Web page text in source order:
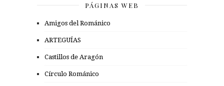
PÁGINAS WEB
Amigos del Románico
ARTEGUÍAS
Castillos de Aragón
Círculo Románico